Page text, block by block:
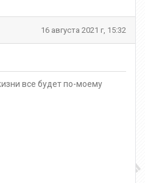
16 августа 2021 г, 15:32
все будет по-моему